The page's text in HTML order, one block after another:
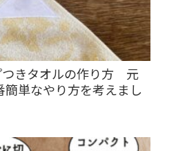
つきタオルの作り方 元
単なやり方を考えまし